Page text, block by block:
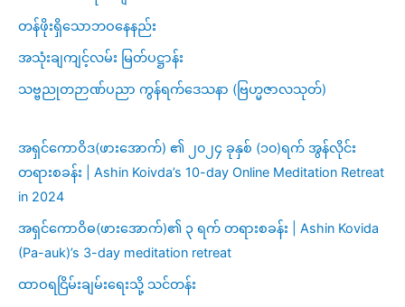
တန်ဖိုးရှိသောဘဝနေနည်း
အသုံးချကျင့်လမ်း မြတ်ပဋ္ဌာန်း
သဗ္ဗညုတဉာဏ်ပညာ ကွန်ရက်ဒေသနာ (ဗြဟ္မဇာလသုတ်)
အရှင်ကောဝိဒ(ဖားအောက်) ၏ ၂၀၂၄ ခုနှစ် (၁၀)ရက် အွန်လိုင်း
တရားစခန်း | Ashin Koivda’s 10-day Online Meditation Retreat
in 2024
အရှင်ကောဝိဓ(ဖားအောက်)၏ ၃ ရက် တရားစခန်း | Ashin Kovida
(Pa-auk)’s 3-day meditation retreat
ထာဝရငြိမ်းချမ်းရေးသို့ သင်တန်း